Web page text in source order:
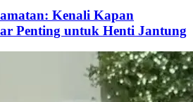
Kenali Kapan
Penting untuk Henti Jantung